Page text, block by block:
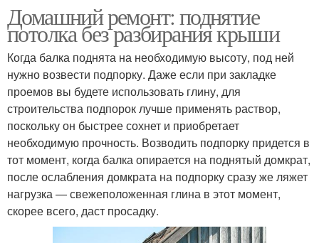
Домашний ремонт: поднятие
потолка без разбирания крыши
Когда балка поднята на необходимую высоту, под ней
нужно возвести подпорку. Даже если при закладке
проемов вы будете использовать глину, для
строительства подпорок лучше применять раствор,
поскольку он быстрее сохнет и приобретает
необходимую прочность. Возводить подпорку придется в
тот момент, когда балка опирается на поднятый домкрат,
после ослабления домкрата на подпорку сразу же ляжет
нагрузка — свежеположенная глина в этот момент,
скорее всего, даст просадку.